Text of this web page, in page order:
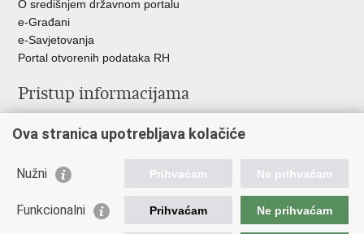
O središnjem državnom portalu
e-Građani
e-Savjetovanja
Portal otvorenih podataka RH
Pristup informacijama
Savjetovanje
Zapošljavanje
Odnosi s javnošću
Ova stranica upotrebljava kolačiće
Nužni Prihvaćam Ne prihvaćam
Funkcionalni Prihvaćam Ne prihvaćam